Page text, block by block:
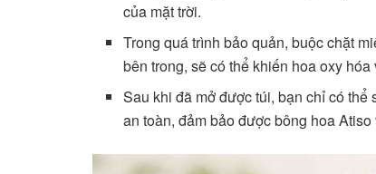
của mặt trời.
Trong quá trình bảo quản, buộc chặt
bên trong, sẽ có thể khiến hoa oxy
Sau khi đã mở được túi, bạn chỉ có
an toàn, đảm bảo được bông hoa